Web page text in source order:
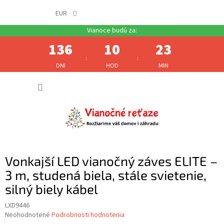
136
DNI
: 10
HOD
: 23
MIN
EUR
Vonkajší LED vianočný záves ELITE –
3 m, studená biela, stále svietenie,
silný biely kábel
LXD9446
Priemerné
Neohodnotené Podrobnosti hodnotenia